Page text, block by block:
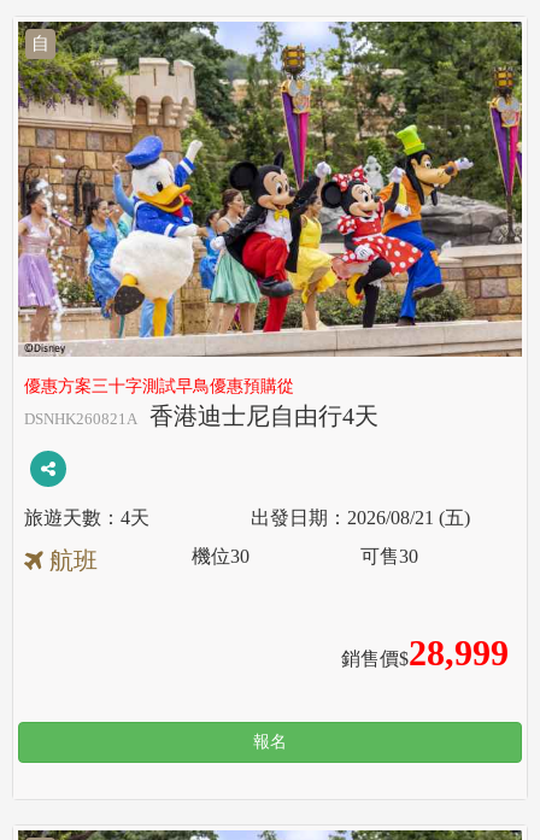
自
優惠方案三十字測試早鳥優惠預購從
DSNHK260821A
香港迪士尼自由行4天
4天 2026/08/21 (五)
航班
銷售價$28,999
機位30 可售30
報名